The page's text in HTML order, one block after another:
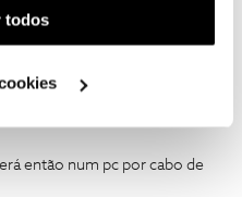
Pode gerir a
em "Configurar
todos
então num pc por cabo de